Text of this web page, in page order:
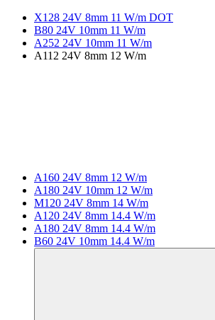
X128 24V 8mm 11 W/m DOT
B80 24V 10mm 11 W/m
A252 24V 10mm 11 W/m
A112 24V 8mm 12 W/m
A160 24V 8mm 12 W/m
A180 24V 10mm 12 W/m
M120 24V 8mm 14 W/m
A120 24V 8mm 14.4 W/m
A180 24V 8mm 14.4 W/m
B60 24V 10mm 14.4 W/m